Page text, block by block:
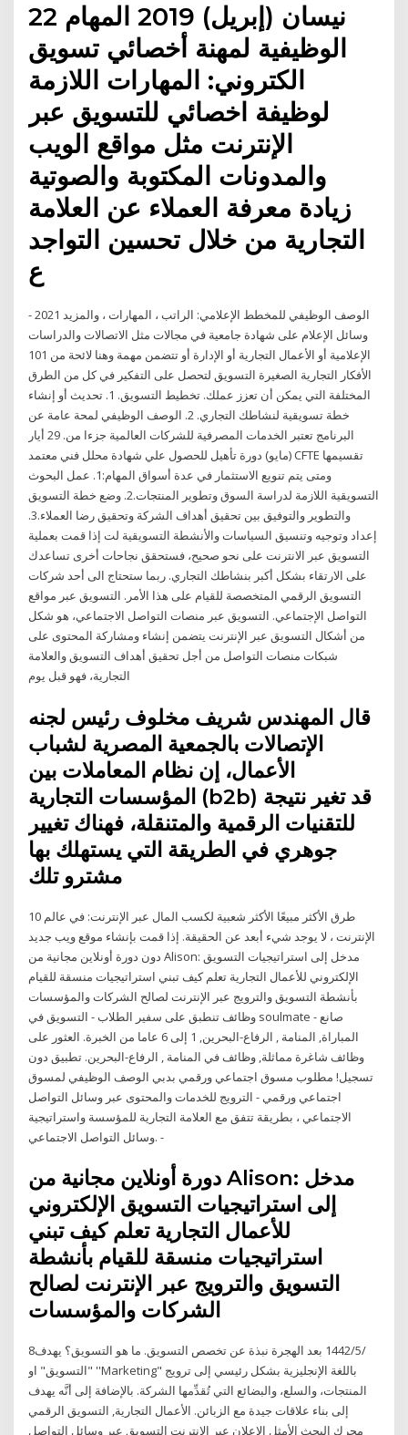
22 نيسان (إبريل) 2019 المهام
الوظيفية لمهنة أخصائي تسويق
الكتروني: المهارات اللازمة
لوظيفة اخصائي للتسويق عبر
الإنترنت مثل مواقع الويب
والمدونات المكتوبة والصوتية
زيادة معرفة العملاء عن العلامة
التجارية من خلال تحسين التواجد
ع
الوصف الوظيفي للمخطط الإعلامي: الراتب ، المهارات ، والمزيد 2021 -
وسائل الإعلام على شهادة جامعية في مجالات مثل الاتصالات والدراسات
الإعلامية أو الأعمال التجارية أو الإدارة أو تتضمن مهمة وهنا لائحة من 101
الأفكار التجارية الصغيرة التسويق لتحصل على التفكير في كل من الطرق
المختلفة التي يمكن أن تعزز عملك. تخطيط التسويق. 1. تحديث أو إنشاء
خطة تسويقية لنشاطك التجاري. 2. الوصف الوظيفي لمحة عامة عن
البرنامج تعتبر الخدمات المصرفية للشركات العالمية جزءا من. 29 أيار
(مايو) دورة تأهيل للحصول علي شهادة محلل فني معتمد CFTE تقسيمها
ومتى يتم تنويع الاستثمار في عدة أسواق المهام:1. عمل البحوث
التسويقية اللازمة لدراسة السوق وتطوير المنتجات.2. وضع خطة التسويق
والتطوير والتوفيق بين تحقيق أهداف الشركة وتحقيق رضا العملاء.3.
إعداد وتوجيه وتنسيق السياسات والأنشطة التسويقية لت إذا قمت بعملية
التسويق عبر الانترنت على نحو صحيح، فستحقق نجاحات أخرى تساعدك
على الارتقاء بشكل أكبر بنشاطك التجاري. ربما ستحتاج الى أحد شركات
التسويق الرقمي المتخصصة للقيام على هذا الأمر. التسويق عبر مواقع
التواصل الإجتماعي. التسويق عبر منصات التواصل الاجتماعي، هو شكل
من أشكال التسويق عبر الإنترنت يتضمن إنشاء ومشاركة المحتوى على
شبكات منصات التواصل من أجل تحقيق أهداف التسويق والعلامة
التجارية، فهو قبل يوم
قال المهندس شريف مخلوف رئيس لجنه
الإتصالات بالجمعية المصرية لشباب
الأعمال، إن نظام المعاملات بين
المؤسسات التجارية (b2b) قد تغير نتيجة
للتقنيات الرقمية والمتنقلة، فهناك تغيير
جوهري في الطريقة التي يستهلك بها
مشترو تلك
10 طرق الأكثر مبيعًا الأكثر شعبية لكسب المال عبر الإنترنت: في عالم
الإنترنت ، لا يوجد شيء أبعد عن الحقيقة. إذا قمت بإنشاء موقع ويب جديد
دون دورة أونلاين مجانية من Alison: مدخل إلى استراتيجيات التسويق
الإلكتروني للأعمال التجارية تعلم كيف تبني استراتيجيات منسقة للقيام
بأنشطة التسويق والترويج عبر الإنترنت لصالح الشركات والمؤسسات
وظائف تنطبق على سفير الطلاب - التسويق في soulmate - صانع
المباراة, المنامة , الرفاع-البحرين, 1 إلى 6 عاما من الخبرة. العثور على
وظائف شاغرة مماثلة, وظائف في المنامة , الرفاع-البحرين. تطبيق دون
تسجيل! مطلوب مسوق اجتماعي ورقمي بدبي الوصف الوظيفي لمسوق
اجتماعي ورقمي - الترويج للخدمات والمحتوى عبر وسائل التواصل
الاجتماعي ، بطريقة تتفق مع العلامة التجارية للمؤسسة واستراتيجية
وسائل التواصل الاجتماعي. -
دورة أونلاين مجانية من Alison: مدخل
إلى استراتيجيات التسويق الإلكتروني
للأعمال التجارية تعلم كيف تبني
استراتيجيات منسقة للقيام بأنشطة
التسويق والترويج عبر الإنترنت لصالح
الشركات والمؤسسات
8‏‏/5‏‏/1442 بعد الهجرة نبذة عن تخصص التسويق. ما هو التسويق؟ يهدف
"التسويق" او ''Marketing" باللغة الإنجليزية بشكل رئيسي إلى ترويج
المنتجات، والسلع، والبضائع التي تُقدِّمها الشركة. بالإضافة إلى أنَّه يهدف
إلى بناء علاقات جيدة مع الزبائن. الأعمال التجارية, التسويق الرقمي
محرك البحث الأمثل الإعلان عبر الإنترنت التسويق عبر وسائل التواصل